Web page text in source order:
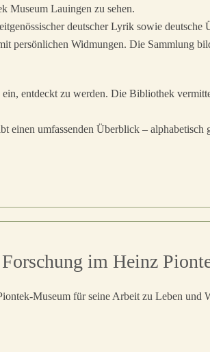
Museum Lauingen zu sehen.
deutscher Lyrik sowie
persönlichen Widmungen. Die Sammlung
entdeckt zu werden. Die Bibliothek
einen umfassenden Überblick – alphabetisch
im Heinz
Museum für seine Arbeit zu Leben und